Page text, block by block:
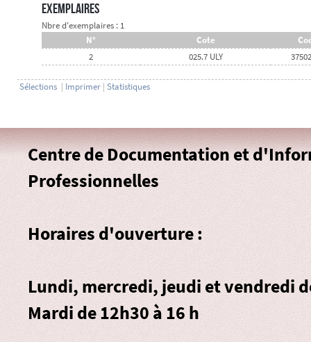
Exemplaires
Nbre d'exemplaires : 1
N°
Cote
2
025.7 ULY
Sélections | Imprimer | Statistiques
Centre de Documentation et
Professionnelles
Horaires d'ouverture :
Lundi, mercredi, jeudi et vendredi
Mardi de 12h30 à 16 h